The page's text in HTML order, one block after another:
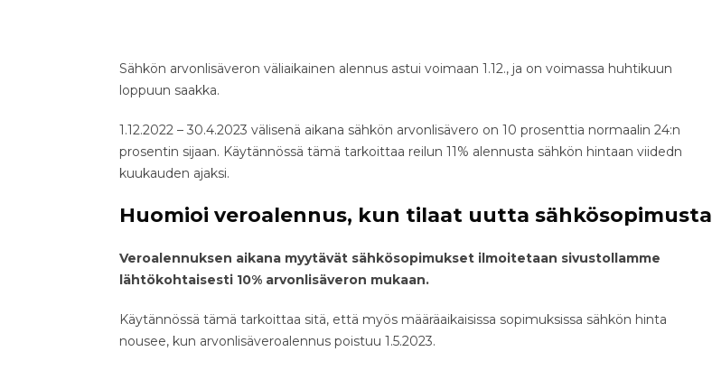
Sähkön arvonlisäveron väliaikainen alennus astui voimaan 1.12., ja on voimassa huhtikuun
loppuun saakka.
1.12.2022 – 30.4.2023 välisenä aikana sähkön arvonlisävero on 10 prosenttia normaalin 24:n
prosentin sijaan. Käytännössä tämä tarkoittaa reilun 11% alennusta sähkön hintaan viidedn
kuukauden ajaksi.
Huomioi veroalennus, kun tilaat uutta sähkösopimusta
Veroalennuksen aikana myytävät sähkösopimukset ilmoitetaan sivustollamme
lähtökohtaisesti 10% arvonlisäveron mukaan.
Käytännössä tämä tarkoittaa sitä, että myös määräaikaisissa sopimuksissa sähkön hinta
nousee, kun arvonlisäveroalennus poistuu 1.5.2023.